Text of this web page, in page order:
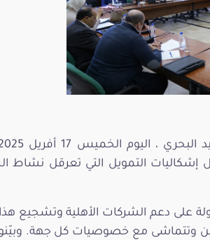
إشكاليات التمويل التي تعرقل نشاط
على دعم الشركات الأهلية وتشجيع
وتتماشى مع خصوصيات كل جهة.